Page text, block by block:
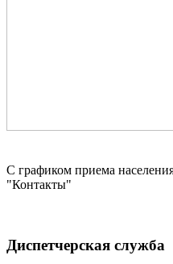
С графиком приема
"Контакты"
Диспетчерская служба